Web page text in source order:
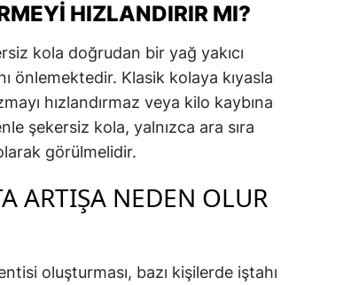
HIZLANDIRIR MI?
kola doğrudan bir yağ yakıcı
önlemektedir. Klasik kolaya kıyasla
hızlandırmaz veya kilo kaybına
şekersiz kola, yalnızca ara sıra
görülmelidir.
ARTIŞA NEDEN OLUR
oluşturması, bazı kişilerde iştahı